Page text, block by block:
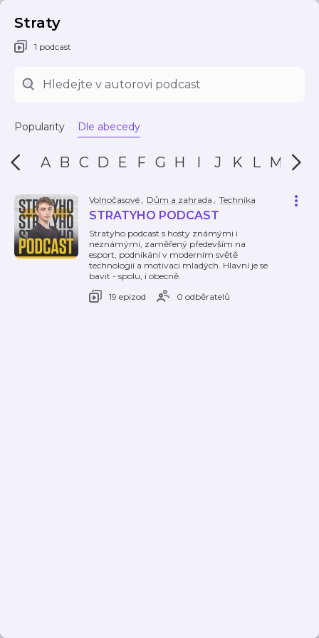
Straty
1 podcast
Popularity Dle abecedy
A B C D E F G H I J K L M N
Volnočasové, Dům a zahrada , Technika
STRATYHO PODCAST
Stratyho podcast s hosty známými i
neznámými, zaměřený především na
esport, podnikání v moderním světě
technologií a motivaci mladých. Hlavní je se
bavit - spolu, i obecně.
19 epizod
0 odběratelů